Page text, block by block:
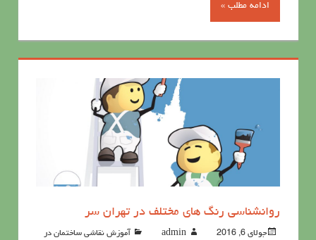
ادامه مطلب »
روانشناسي رنگ هاي مختلف در تهران سر
جولای 6, 2016 admin
آموزش نقاشی ساختمان در